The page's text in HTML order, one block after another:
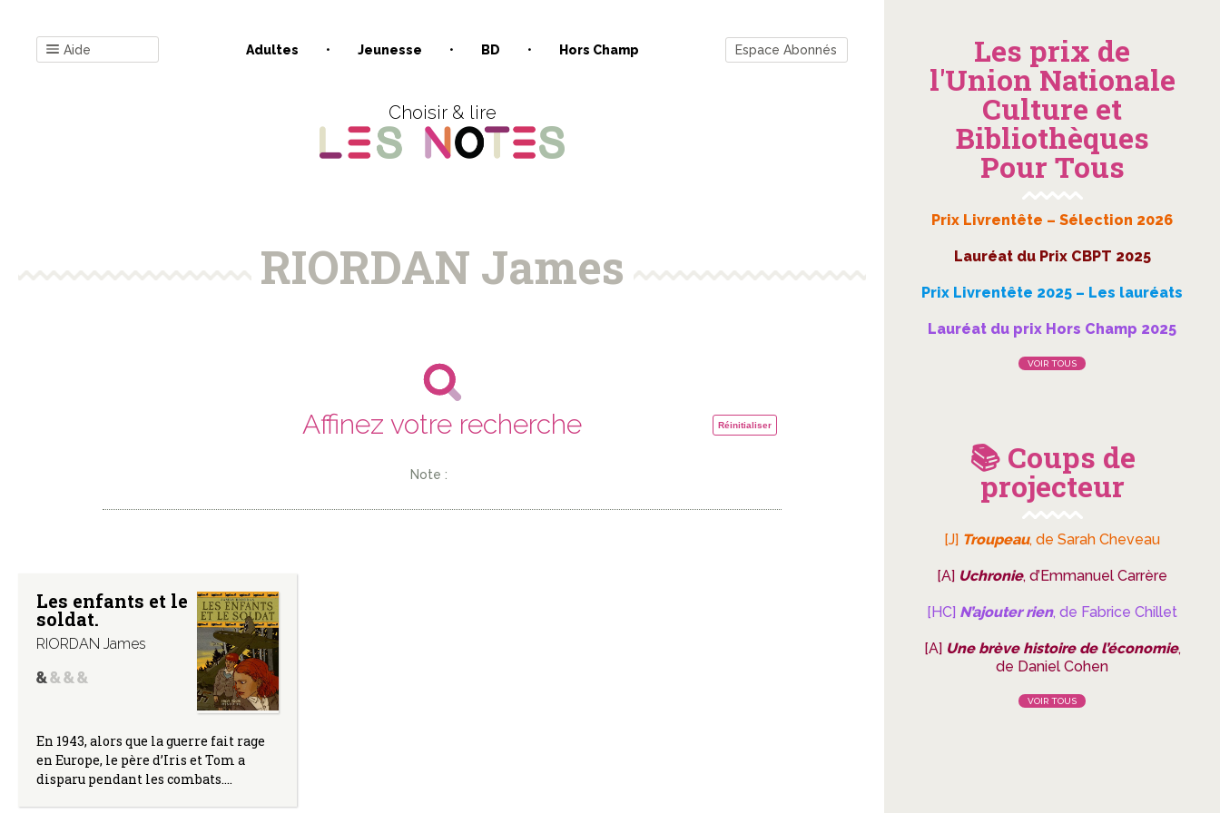
Aide Adultes Jeunesse BD Hors Champ Espace Abonnés
Choisir & lire
RIORDAN James
Affinez votre recherche
Note :
Réinitialiser
Les enfants et le
soldat.
RIORDAN James
En 1943, alors que la guerre fait rage
en Europe, le père d’Iris et Tom a
disparu pendant les combats.…
Les prix de
l'Union Nationale
Culture et
Bibliothèques
Pour Tous
Prix Livrentête – Sélection 2026
Lauréat du Prix CBPT 2025
Prix Livrentête 2025 – Les lauréats
Lauréat du prix Hors Champ 2025
VOIR TOUS
📚 Coups de
projecteur
[J] Troupeau, de Sarah Cheveau
[A] Uchronie, d’Emmanuel Carrère
[HC] N’ajouter rien, de Fabrice Chillet
[A] Une brève histoire de l’économie,
de Daniel Cohen
VOIR TOUS